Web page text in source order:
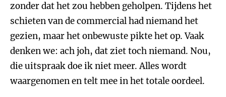
zonder dat het zou hebben geholpen. Tijdens het
schieten van de commercial had niemand het
gezien, maar het onbewuste pikte het op. Vaak
denken we: ach joh, dat ziet toch niemand. Nou,
die uitspraak doe ik niet meer. Alles wordt
waargenomen en telt mee in het totale oordeel.